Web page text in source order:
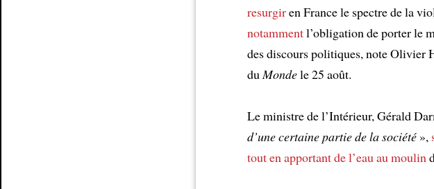
resurgiren France le spectre de la
notammentl’obligation de porter le
des discours politiques, note Olivier
du Mondele 25 août.
Le ministre de l’Intérieur, Gérald
d’une certaine partie de la société »,
tout en apportant de l’eau au moulin